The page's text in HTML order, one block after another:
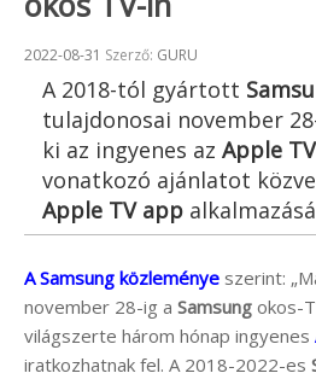
Beküldve:
2022-08-31 Szerző: GURU
A 2018-tól gyártott
tulajdonosai november
ki az ingyenes az Apple
vonatkozó ajánlatot
Apple TV app
A Samsung közleménye szerint:
november 28-ig a Samsung okos-
világszerte három hónap ingyenes
iratkozhatnak fel. A 2018-2022-es